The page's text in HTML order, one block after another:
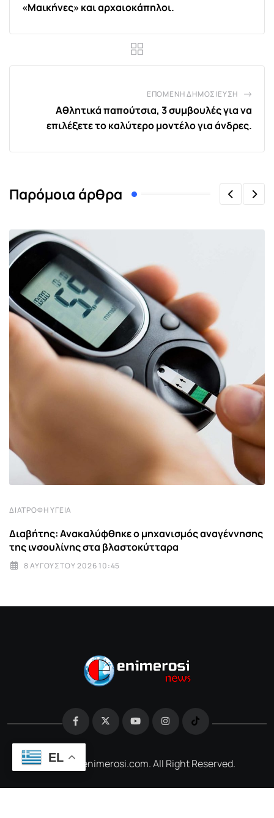
«Μαικήνες» και αρχαιοκάπηλοι.
ΕΠΌΜΕΝΗ ΔΗΜΟΣΊΕΥΣΗ
Αθλητικά παπούτσια, 3 συμβουλές για να
επιλέξετε το καλύτερο μοντέλο για άνδρες.
Παρόμοια άρθρα
ΔΙΑΤΡΟΦΉ ΥΓΕΊΑ
Διαβήτης: Ανακαλύφθηκε ο μηχανισμός αναγέννησης
της ινσουλίνης στα βλαστοκύτταρα
8 ΑΥΓΟΎΣΤΟΥ 2026 10:45
@2026 e-enimerosi.com. All Right Reserved.
EL